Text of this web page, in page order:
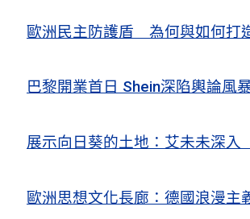
歐洲民主防護盾 為何與如何打
巴黎開業首日 Shein深陷輿論風
展示向日葵的土地：艾未未深入
歐洲思想文化長廊：德國浪漫主